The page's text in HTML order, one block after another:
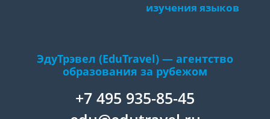
изучения языков
ЭдуТрэвел (EduTravel) — агентство
образования за рубежом
+7 495 935-85-45